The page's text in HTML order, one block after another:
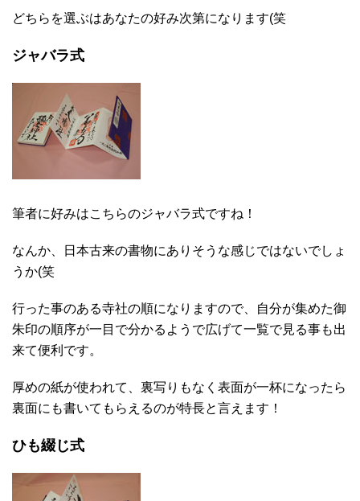
どちらを選ぶはあなたの好み次第になります(笑
ジャバラ式
筆者に好みはこちらのジャバラ式ですね！
なんか、日本古来の書物にありそうな感じではないでしょ
うか(笑
行った事のある寺社の順になりますので、自分が集めた御
朱印の順序が一目で分かるようで広げて一覧で見る事も出
来て便利です。
厚めの紙が使われて、裏写りもなく表面が一杯になったら
裏面にも書いてもらえるのが特長と言えます！
ひも綴じ式